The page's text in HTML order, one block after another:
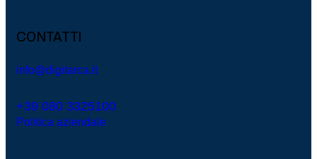
CONTATTI
info@digitarca.it
+39 080 3325100
Politica aziendale